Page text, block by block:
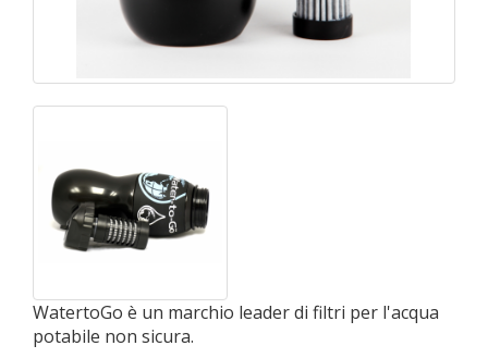
WatertoGo è un marchio leader di filtri per l'acqua
potabile non sicura.